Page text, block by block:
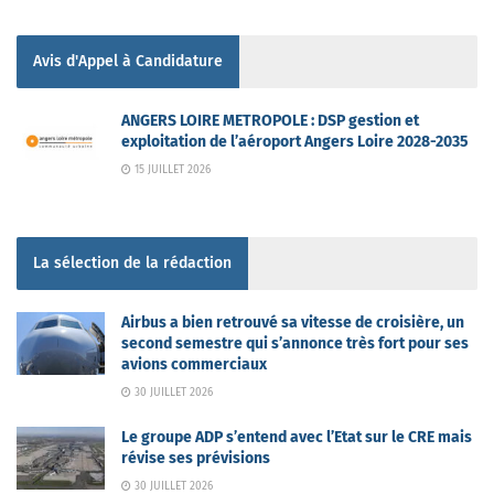
Avis d'Appel à Candidature
ANGERS LOIRE METROPOLE : DSP gestion et
exploitation de l’aéroport Angers Loire 2028-2035
15 JUILLET 2026
La sélection de la rédaction
Airbus a bien retrouvé sa vitesse de croisière, un
second semestre qui s’annonce très fort pour ses
avions commerciaux
30 JUILLET 2026
Le groupe ADP s’entend avec l’Etat sur le CRE mais
révise ses prévisions
30 JUILLET 2026